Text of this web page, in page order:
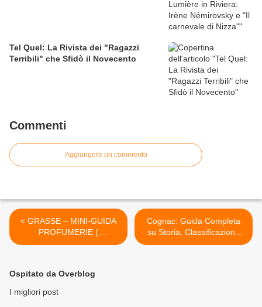
Tel Quel: La Rivista dei "Ragazzi
Terribili" che Sfidò il Novecento
Commenti
Aggiungere un commento
< GRASSE – MINI-GUIDA
PROFUMERIE (
AGGIORNATA)
Cognac: Guida Completa
su Storia, Classificazione
(VS, VSOP, XO) e Processo
Ospitato da Overblog
I migliori post